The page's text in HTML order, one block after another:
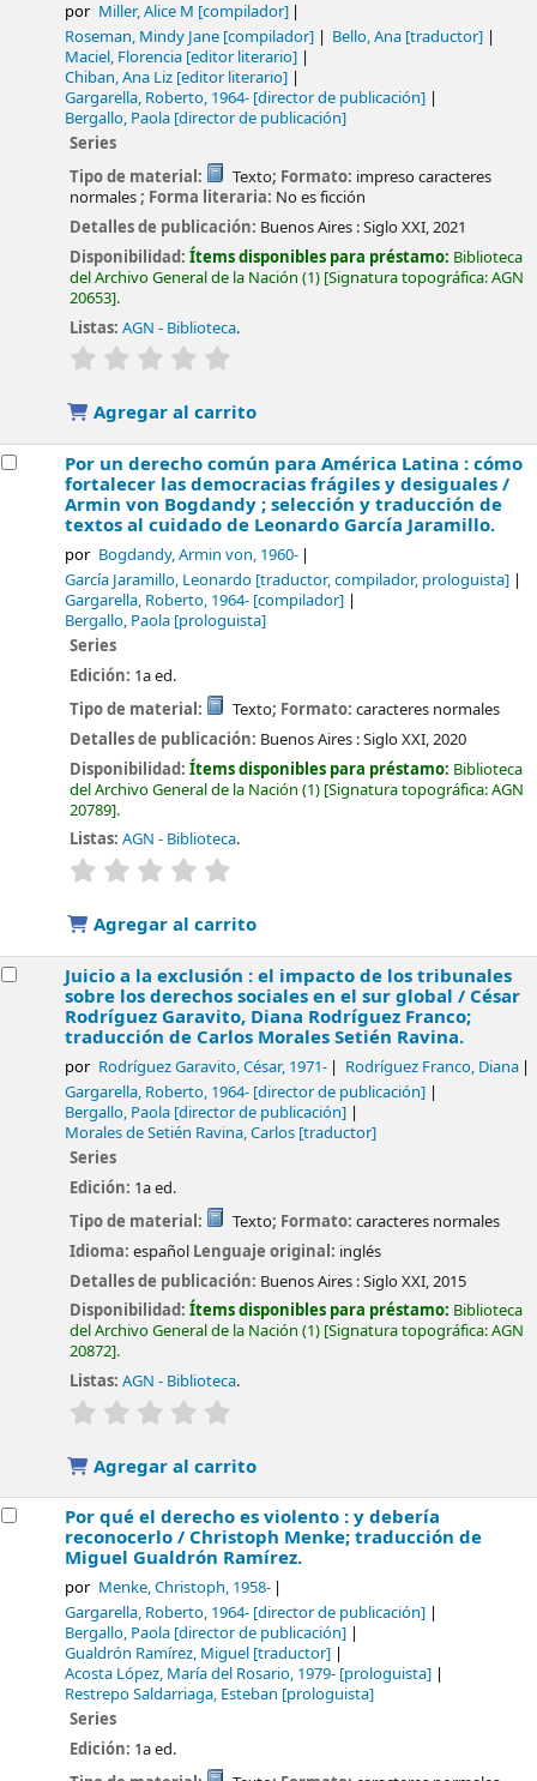
por Miller, Alice M [compilador]
Roseman, Mindy Jane [compilador] Bello, Ana [traductor]
Maciel, Florencia [editor literario]
Chiban, Ana Liz [editor literario]
Gargarella, Roberto, 1964- [director de publicación]
Bergallo, Paola [director de publicación]
Series
Tipo de material:
Texto; Formato: impreso caracteres
normales; Forma literaria: No es ficción
Detalles de publicación: Buenos Aires :Siglo XXI,2021
Disponibilidad:Ítems disponibles para préstamo: Biblioteca
del Archivo General de la Nación (1) Signatura topográfica:AGN
20653 .
Listas: AGN - Biblioteca.
valoración
Agregar al carrito
Por un derecho común para América Latina : cómo
fortalecer las democracias frágiles y desiguales /
Armin von Bogdandy ; selección y traducción de
textos al cuidado de Leonardo García Jaramillo.
por Bogdandy, Armin von, 1960-
García Jaramillo, Leonardo [traductor, compilador, prologuista]
Gargarella, Roberto, 1964- [compilador]
Bergallo, Paola [prologuista]
Series
Edición: 1a ed.
Tipo de material:
Texto; Formato: caracteres normales
Detalles de publicación: Buenos Aires :Siglo XXI,2020
Disponibilidad:Ítems disponibles para préstamo: Biblioteca
del Archivo General de la Nación (1) Signatura topográfica:AGN
20789 .
Listas: AGN - Biblioteca.
valoración
Agregar al carrito
Juicio a la exclusión : el impacto de los tribunales
sobre los derechos sociales en el sur global / César
Rodríguez Garavito, Diana Rodríguez Franco;
traducción de Carlos Morales Setién Ravina.
por Rodríguez Garavito, César, 1971-
Rodríguez Franco, Diana
Gargarella, Roberto, 1964- [director de publicación]
Bergallo, Paola [director de publicación]
Morales de Setién Ravina, Carlos [traductor]
Series
Edición: 1a ed.
Tipo de material:
Texto; Formato: caracteres normales
Idioma:español Lenguaje original: inglés
Detalles de publicación: Buenos Aires :Siglo XXI,2015
Disponibilidad:Ítems disponibles para préstamo: Biblioteca
del Archivo General de la Nación (1) Signatura topográfica:AGN
20872 .
Listas: AGN - Biblioteca.
valoración
Agregar al carrito
Por qué el derecho es violento : y debería
reconocerlo / Christoph Menke; traducción de
Miguel Gualdrón Ramírez.
por Menke, Christoph, 1958-
Gargarella, Roberto, 1964- [director de publicación]
Bergallo, Paola [director de publicación]
Gualdrón Ramírez, Miguel [traductor]
Acosta López, María del Rosario, 1979- [prologuista]
Restrepo Saldarriaga, Esteban [prologuista]
Series
Edición: 1a ed.